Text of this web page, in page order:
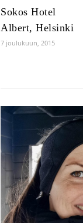
Sokos Hotel
Albert, Helsinki
7 joulukuun, 2015